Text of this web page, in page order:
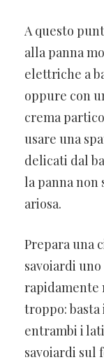
A questo
alla panna
elettriche a
oppure con
crema
usare una
delicati dal
la panna non
ariosa.
Prepara una
savoiardi
rapidamente
troppo:
entrambi i
savoiardi sul